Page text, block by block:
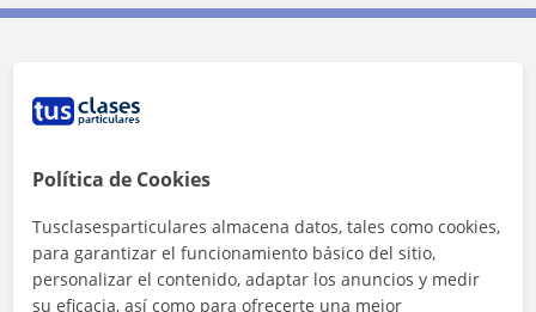
Política de Cookies
Tusclasesparticulares almacena datos, tales como cookies,
para garantizar el funcionamiento básico del sitio,
personalizar el contenido, adaptar los anuncios y medir
su eficacia, así como para ofrecerte una mejor